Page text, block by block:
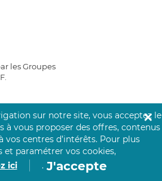
les Groupes
? Click&Care vous accompagne par
sur notre site, vous acceptez le
à vous proposer des offres, contenus
vos centres d’intérêts. Pour plus
et paramétrer vos cookies,
ici
. J'accepte
✕